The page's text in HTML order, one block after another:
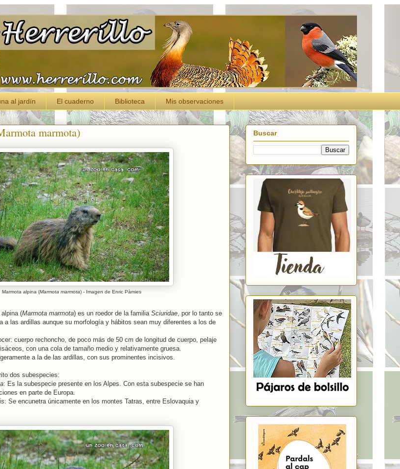
al jardín El cuaderno Biblioteca Mis observaciones
marmota)
Marmota alpina (Marmota marmota) - Imagen de Enric Pàmies
alpina (Marmota marmota) es un roedor de la familia Sciuridae, por lo tanto se
a las ardillas aunque su morfología y hábitos sean muy diferentes a los de
cuerpo rechoncho, de poco más de 50 cm de longitud de cuerpo, pelaje
con una cola de tamaño medio y relativamente gruesa.
a la de las ardillas, con sus prominentes incisivos.
dos subespecies:
: Es la subespecie presente en los Alpes. Con esta subespecie se han
en parte de Europa.
: Se encunetra únicamente en los montes Tatras, entre Eslovaquia y
Buscar